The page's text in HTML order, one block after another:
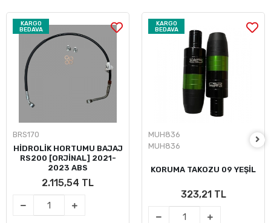
KARGO
BEDAVA
BRS170
HİDROLİK HORTUMU BAJAJ
RS200 [ORJİNAL] 2021-
2023 ABS
2.115,54 TL
KARGO
BEDAVA
MUH836
MUH836
KORUMA TAKOZU 09 YEŞİL
323,21 TL